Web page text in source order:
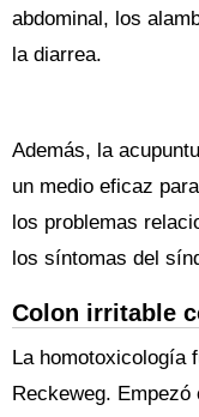
abdominal, los
la diarrea.
Además, la
un medio eficaz
los problemas
los síntomas del
Colon irritable
La homotoxicología
Reckeweg.